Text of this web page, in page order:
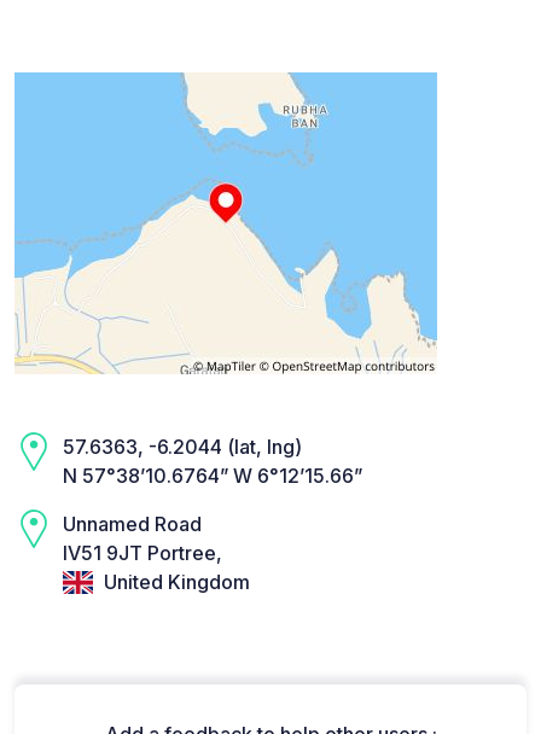
57.6363, -6.2044 (lat, lng)
N 57°38’10.6764” W 6°12’15.66”
Unnamed Road
IV51 9JT Portree,
United Kingdom